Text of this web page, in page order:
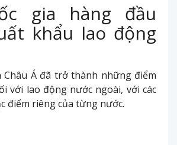
gia hàng đầu
khẩu lao động
Châu Á đã trở thành những điểm
với lao động nước ngoài, với các
điểm riêng của từng nước.